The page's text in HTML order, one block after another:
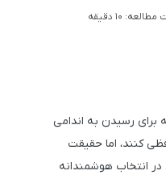
مطالعه: ۱۰ دقیقه
برای رسیدن به اندامی
کنند، اما حقیقت
در انتخاب هوشمندانه